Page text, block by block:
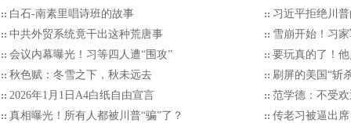
白石-南素里唱诗班的故事
习近平拒绝川普
中共外贸系统竟干出这种荒唐事
雪崩开始！习
会议内幕曝光！习等四人遭“围攻”
要玩真的了！
秋色赋：冬雪之下，秋未远去
刷屏的美国“斩
2026年1月1日A4白纸自由宣言
范学德：不受
真相曝光！所有人都被川普“骗”了？
传老习被逼出